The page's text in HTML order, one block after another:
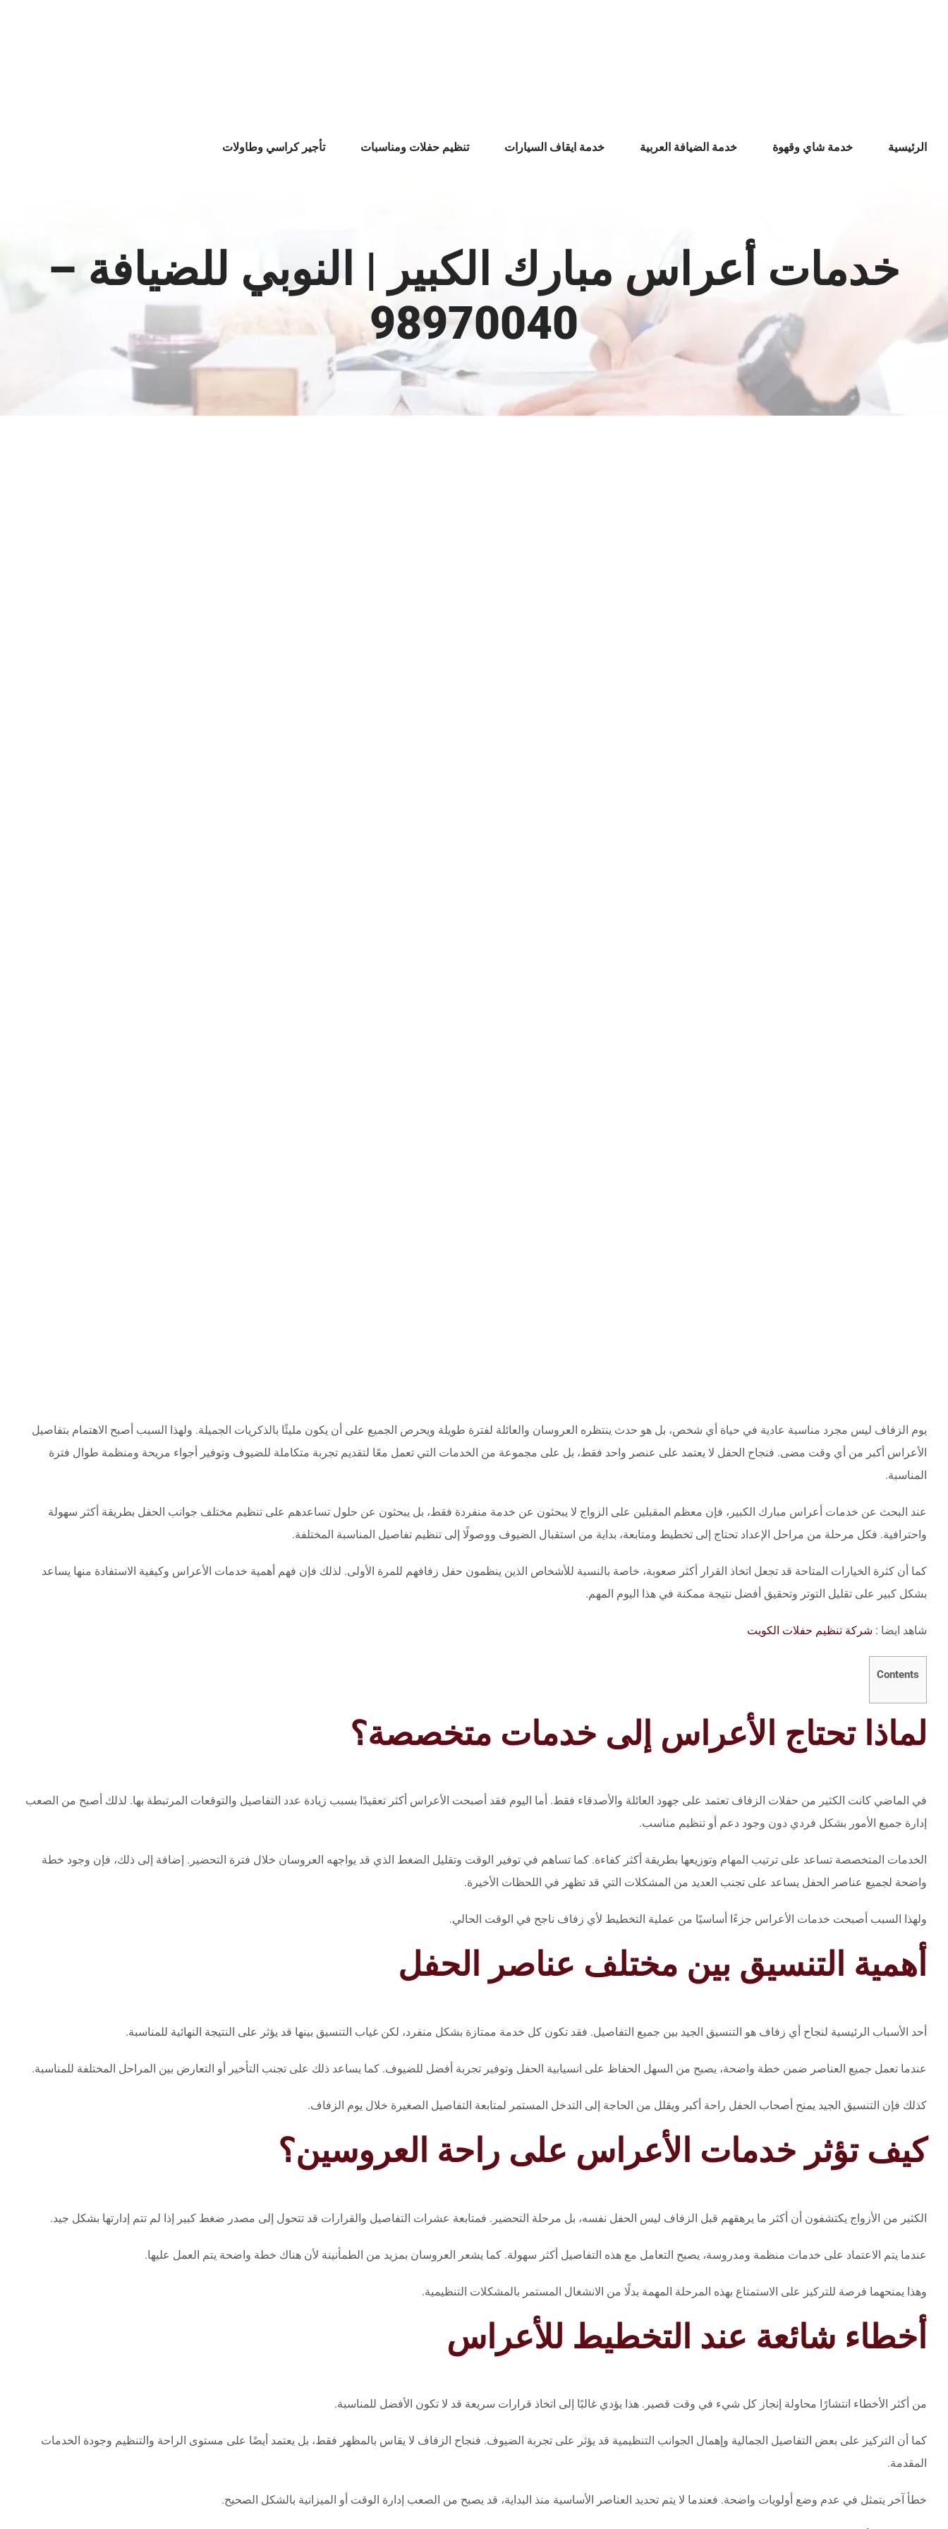
الرئيسية خدمة شاي وقهوة خدمة الضيافة العربية خدمة ايقاف السيارات تنظيم حفلات ومناسبات تأجير كراسي وطاولات
خدمات أعراس مبارك الكبير | النوبي للضيافة –
98970040
يوم الزفاف ليس مجرد مناسبة عادية في حياة أي شخص، بل هو حدث ينتظره العروسان والعائلة لفترة طويلة ويحرص الجميع على أن يكون مليئًا بالذكريات الجميلة. ولهذا السبب أصبح الاهتمام بتفاصيل
الأعراس أكبر من أي وقت مضى. فنجاح الحفل لا يعتمد على عنصر واحد فقط، بل على مجموعة من الخدمات التي تعمل معًا لتقديم تجربة متكاملة للضيوف وتوفير أجواء مريحة ومنظمة طوال فترة
المناسبة.
عند البحث عن خدمات أعراس مبارك الكبير، فإن معظم المقبلين على الزواج لا يبحثون عن خدمة منفردة فقط، بل يبحثون عن حلول تساعدهم على تنظيم مختلف جوانب الحفل بطريقة أكثر سهولة
واحترافية. فكل مرحلة من مراحل الإعداد تحتاج إلى تخطيط ومتابعة، بداية من استقبال الضيوف ووصولًا إلى تنظيم تفاصيل المناسبة المختلفة.
كما أن كثرة الخيارات المتاحة قد تجعل اتخاذ القرار أكثر صعوبة، خاصة بالنسبة للأشخاص الذين ينظمون حفل زفافهم للمرة الأولى. لذلك فإن فهم أهمية خدمات الأعراس وكيفية الاستفادة منها يساعد
بشكل كبير على تقليل التوتر وتحقيق أفضل نتيجة ممكنة في هذا اليوم المهم.
شاهد ايضا : شركة تنظيم حفلات الكويت
Contents
لماذا تحتاج الأعراس إلى خدمات متخصصة؟
في الماضي كانت الكثير من حفلات الزفاف تعتمد على جهود العائلة والأصدقاء فقط. أما اليوم فقد أصبحت الأعراس أكثر تعقيدًا بسبب زيادة عدد التفاصيل والتوقعات المرتبطة بها. لذلك أصبح من الصعب
إدارة جميع الأمور بشكل فردي دون وجود دعم أو تنظيم مناسب.
الخدمات المتخصصة تساعد على ترتيب المهام وتوزيعها بطريقة أكثر كفاءة. كما تساهم في توفير الوقت وتقليل الضغط الذي قد يواجهه العروسان خلال فترة التحضير. إضافة إلى ذلك، فإن وجود خطة
واضحة لجميع عناصر الحفل يساعد على تجنب العديد من المشكلات التي قد تظهر في اللحظات الأخيرة.
ولهذا السبب أصبحت خدمات الأعراس جزءًا أساسيًا من عملية التخطيط لأي زفاف ناجح في الوقت الحالي.
أهمية التنسيق بين مختلف عناصر الحفل
أحد الأسباب الرئيسية لنجاح أي زفاف هو التنسيق الجيد بين جميع التفاصيل. فقد تكون كل خدمة ممتازة بشكل منفرد، لكن غياب التنسيق بينها قد يؤثر على النتيجة النهائية للمناسبة.
عندما تعمل جميع العناصر ضمن خطة واضحة، يصبح من السهل الحفاظ على انسيابية الحفل وتوفير تجربة أفضل للضيوف. كما يساعد ذلك على تجنب التأخير أو التعارض بين المراحل المختلفة للمناسبة.
كذلك فإن التنسيق الجيد يمنح أصحاب الحفل راحة أكبر ويقلل من الحاجة إلى التدخل المستمر لمتابعة التفاصيل الصغيرة خلال يوم الزفاف.
كيف تؤثر خدمات الأعراس على راحة العروسين؟
الكثير من الأزواج يكتشفون أن أكثر ما يرهقهم قبل الزفاف ليس الحفل نفسه، بل مرحلة التحضير. فمتابعة عشرات التفاصيل والقرارات قد تتحول إلى مصدر ضغط كبير إذا لم تتم إدارتها بشكل جيد.
عندما يتم الاعتماد على خدمات منظمة ومدروسة، يصبح التعامل مع هذه التفاصيل أكثر سهولة. كما يشعر العروسان بمزيد من الطمأنينة لأن هناك خطة واضحة يتم العمل عليها.
وهذا يمنحهما فرصة للتركيز على الاستمتاع بهذه المرحلة المهمة بدلًا من الانشغال المستمر بالمشكلات التنظيمية.
أخطاء شائعة عند التخطيط للأعراس
من أكثر الأخطاء انتشارًا محاولة إنجاز كل شيء في وقت قصير. هذا يؤدي غالبًا إلى اتخاذ قرارات سريعة قد لا تكون الأفضل للمناسبة.
كما أن التركيز على بعض التفاصيل الجمالية وإهمال الجوانب التنظيمية قد يؤثر على تجربة الضيوف. فنجاح الزفاف لا يقاس بالمظهر فقط، بل يعتمد أيضًا على مستوى الراحة والتنظيم وجودة الخدمات
المقدمة.
خطأ آخر يتمثل في عدم وضع أولويات واضحة. فعندما لا يتم تحديد العناصر الأساسية منذ البداية، قد يصبح من الصعب إدارة الوقت أو الميزانية بالشكل الصحيح.